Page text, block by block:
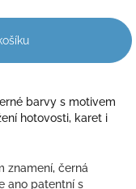
barvy s motivem
hotovosti, karet i
znamení, černá
ano patentní s